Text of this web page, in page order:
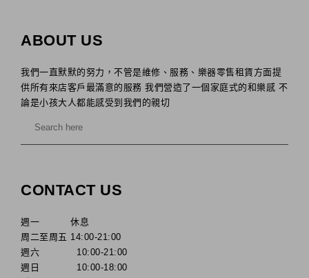
ABOUT US
我們一直默默的努力，不管是維修、服務、樂器零售租賃方面提
供所有來店客戶最滿意的服務 我們營造了一個家庭式的和樂感 不
論是小孩大人都能感受到我們的親切
CONTACT US
週一 休息
周二至周五 14:00-21:00
週六 10:00-21:00
週日 10:00-18:00